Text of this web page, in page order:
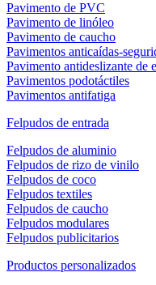
Pavimento de PVC
Pavimento de linóleo
Pavimento de caucho
Pavimentos anticaídas-
Pavimento antideslizante de
Pavimentos podotáctiles
Pavimentos antifatiga
Felpudos de entrada
Felpudos de aluminio
Felpudos de rizo de vinilo
Felpudos de coco
Felpudos textiles
Felpudos de caucho
Felpudos modulares
Felpudos publicitarios
Productos personalizados